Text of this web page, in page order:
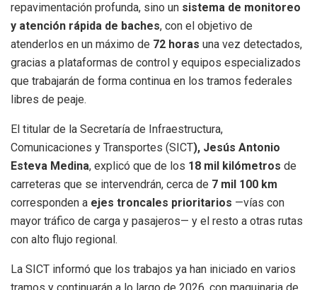
repavimentación profunda, sino un sistema de monitoreo
y atención rápida de baches, con el objetivo de
atenderlos en un máximo de 72 horas una vez detectados,
gracias a plataformas de control y equipos especializados
que trabajarán de forma continua en los tramos federales
libres de peaje.
El titular de la Secretaría de Infraestructura,
Comunicaciones y Transportes (SICT), Jesús Antonio
Esteva Medina, explicó que de los 18 mil kilómetros de
carreteras que se intervendrán, cerca de 7 mil 100 km
corresponden a ejes troncales prioritarios —vías con
mayor tráfico de carga y pasajeros— y el resto a otras rutas
con alto flujo regional.
La SICT informó que los trabajos ya han iniciado en varios